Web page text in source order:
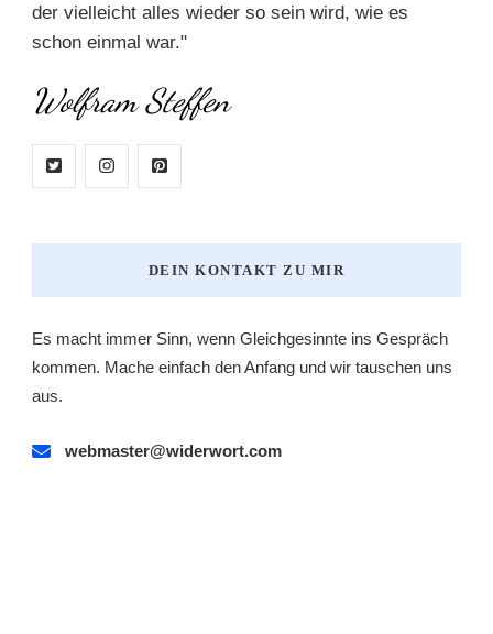
der vielleicht alles wieder so sein wird, wie es
schon einmal war."
Wolfram Steffen
DEIN KONTAKT ZU MIR
Es macht immer Sinn, wenn Gleichgesinnte ins Gespräch
kommen. Mache einfach den Anfang und wir tauschen uns
aus.
webmaster@widerwort.com